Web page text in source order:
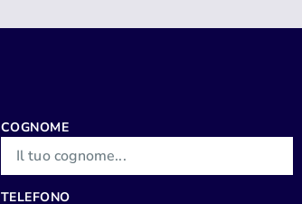
COGNOME
TELEFONO